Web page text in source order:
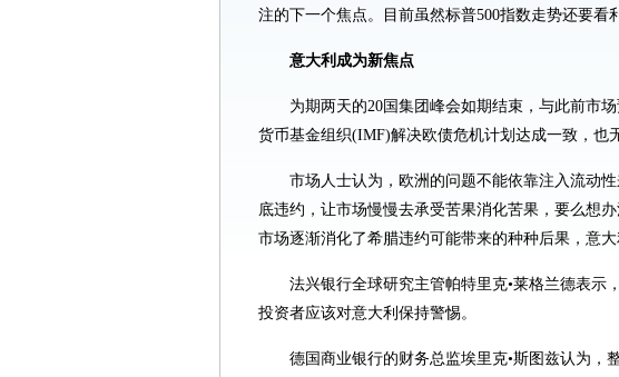
注的下一个焦点。目前虽然标普500指数走势还要看
意大利成为新焦点
为期两天的20国集团峰会如期结束，与此前市
货币基金组织(IMF)解决欧债危机计划达成一致，也
市场人士认为，欧洲的问题不能依靠注入流动
底违约，让市场慢慢去承受苦果消化苦果，要么想
市场逐渐消化了希腊违约可能带来的种种后果，意
法兴银行全球研究主管帕特里克•莱格兰德表示
投资者应该对意大利保持警惕。
德国商业银行的财务总监埃里克•斯图兹认为，